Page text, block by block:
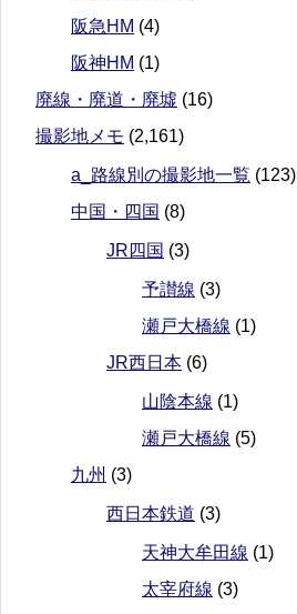
阪急HM (4)
阪神HM (1)
廃線・廃道・廃墟 (16)
撮影地メモ (2,161)
a_路線別の撮影地一覧 (123)
中国・四国 (8)
JR四国 (3)
予讃線 (3)
瀬戸大橋線 (1)
JR西日本 (6)
山陰本線 (1)
瀬戸大橋線 (5)
九州 (3)
西日本鉄道 (3)
天神大牟田線 (1)
太宰府線 (3)